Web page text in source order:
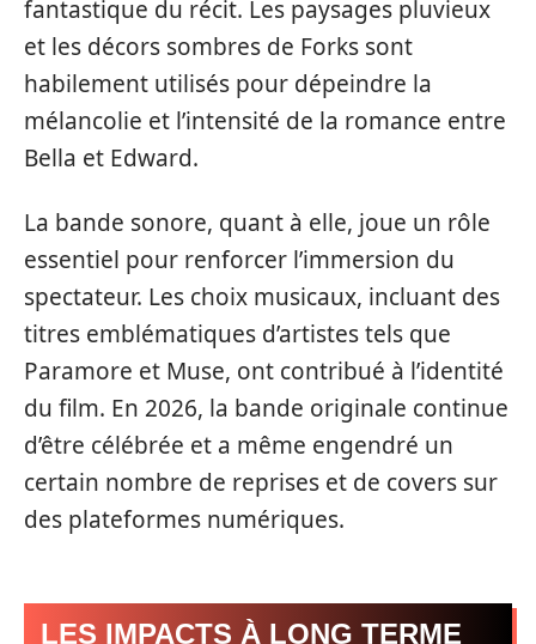
fantastique du récit. Les paysages pluvieux
et les décors sombres de Forks sont
habilement utilisés pour dépeindre la
mélancolie et l’intensité de la romance entre
Bella et Edward.
La bande sonore, quant à elle, joue un rôle
essentiel pour renforcer l’immersion du
spectateur. Les choix musicaux, incluant des
titres emblématiques d’artistes tels que
Paramore et Muse, ont contribué à l’identité
du film. En 2026, la bande originale continue
d’être célébrée et a même engendré un
certain nombre de reprises et de covers sur
des plateformes numériques.
LES IMPACTS À LONG TERME